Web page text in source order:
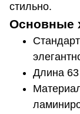
стильно.
Основные
Длина